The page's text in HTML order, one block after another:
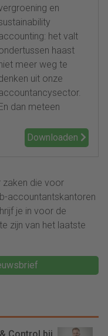
en
het valt
haast
meer weg te
uit onze
dan meteen
Downloaden
zaken die voor
accountantskantoren
je in voor de
zijn van het laatste
Control bij